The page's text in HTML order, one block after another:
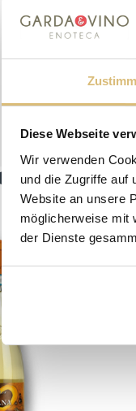
Diese Webseite
Wir verwenden
und die Zugriffe auf
Website an unsere
möglicherweise mit
der Dienste
in der